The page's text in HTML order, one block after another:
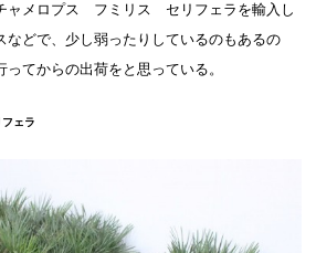
ャメロプス フミリス セリフェラを輸入し
などで、少し弱ったりしているのもあるの
てからの出荷をと思っている。
ェラ